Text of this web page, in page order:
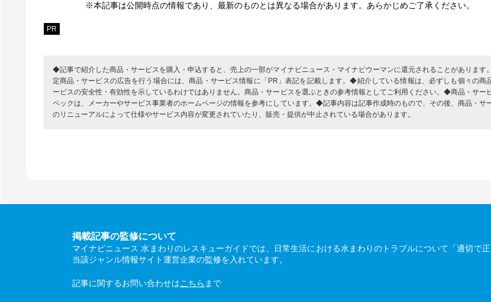
※本記事は公開時点の情報であり、最新のものとは異なる場合があります。あらかじめご了承ください。
PR
◆記事で紹介した商品・サービスを購入・申込すると、売上の一部がマイナビニュース・マイナビウーマンに還元されることがあります
定商品・サービスの広告を行う場合には、商品・サービス情報に「PR」表記を記載します。◆紹介している情報は、必ずしも個々の商
ービスの安全性・有効性を示しているわけではありません。商品・サービスを選ぶときの参考情報としてご利用ください。◆商品・サー
ペックは、メーカーやサービス事業者のホームページの情報を参考にしています。◆記事内容は記事作成時のもので、その後、商品・サ
のリニューアルによって仕様やサービス内容が変更されていたり、販売・提供が中止されている場合があります。
掲載記事の監修について
マイナビニュース 水まわりのレスキューガイドでは、日常生活における水まわりのトラブルについて「適切で
当該ジャンル情報サイト運営企業の監修を入れています。
記事に関するお問い合わせはこちら まで